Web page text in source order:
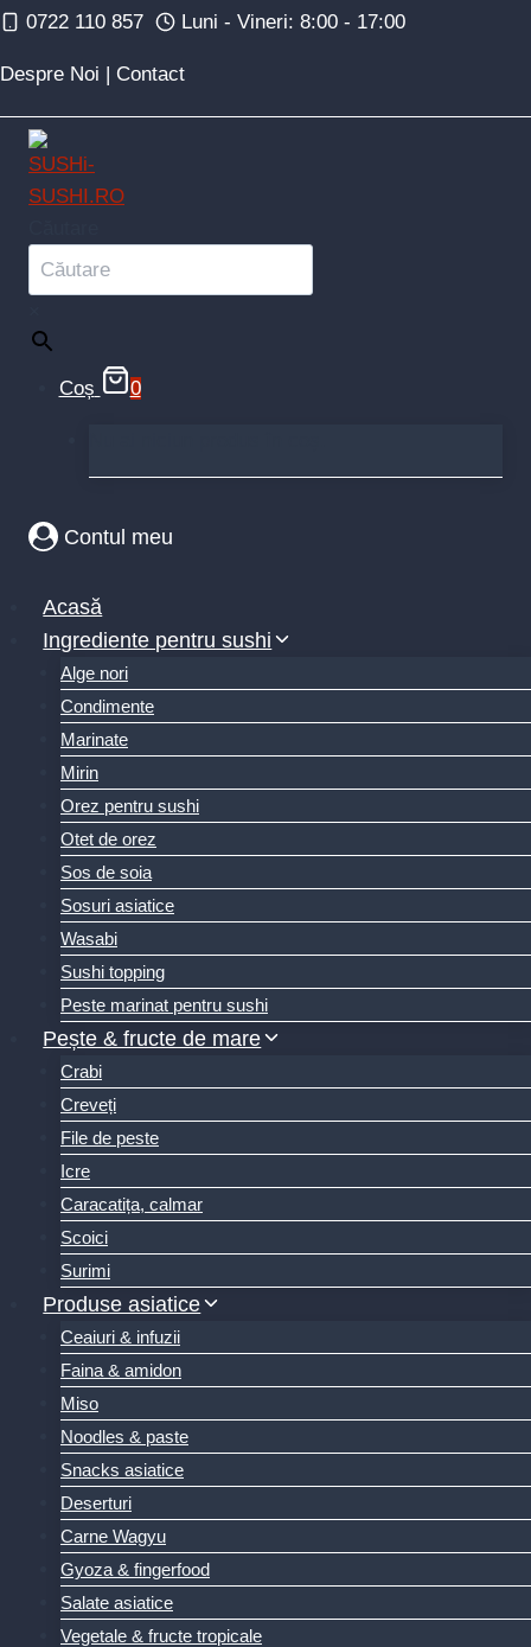
Skip
content
0722 110 857 Luni - Vineri: 8:00 - 17:00
Despre Noi | Contact
Coș 0
Contul meu
Acasă
Ingrediente pentru sushi
Alge nori
Condimente
Marinate
Mirin
Orez pentru sushi
Otet de orez
Sos de soia
Sosuri asiatice
Wasabi
Sushi topping
Peste marinat pentru sushi
Pește & fructe de mare
Crabi
Creveți
File de peste
Icre
Caracatița, calmar
Scoici
Surimi
Produse asiatice
Ceaiuri & infuzii
Faina & amidon
Miso
Noodles & paste
Snacks asiatice
Deserturi
Carne Wagyu
Gyoza & fingerfood
Salate asiatice
Vegetale & fructe tropicale